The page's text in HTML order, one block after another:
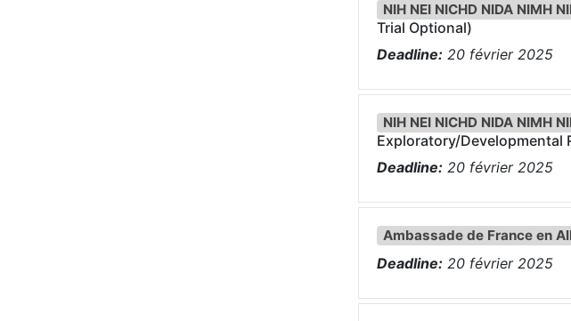
NIH NEI NICHD NIDA NIMH
Trial Optional)
Deadline: 20 février 2025
NIH NEI NICHD NIDA NIMH
Exploratory/Developmental
Deadline: 20 février 2025
Ambassade de France en
Deadline: 20 février 2025